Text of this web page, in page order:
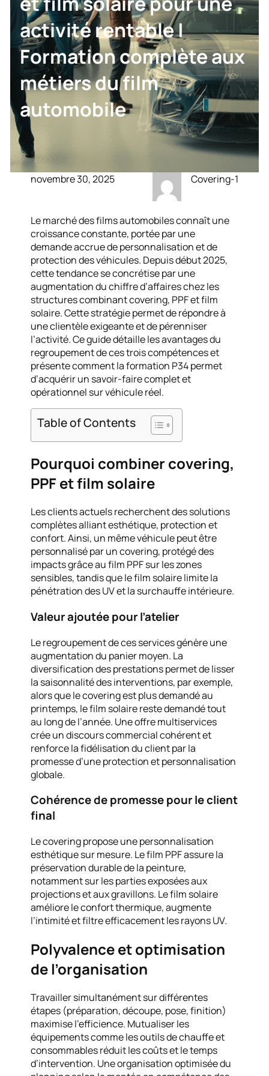
activité rentable |
Formation complète aux
métiers du film
automobile
novembre 30, 2025 Covering-1
Le marché des films automobiles connaît une
croissance constante, portée par une
demande accrue de personnalisation et de
protection des véhicules. Depuis début 2025,
cette tendance se concrétise par une
augmentation du chiffre d’affaires chez les
structures combinant covering, PPF et film
solaire. Cette stratégie permet de répondre à
une clientèle exigeante et de pérenniser
l’activité. Ce guide détaille les avantages du
regroupement de ces trois compétences et
présente comment la formation P34 permet
d’acquérir un savoir-faire complet et
opérationnel sur véhicule réel.
Table of Contents
Pourquoi combiner covering,
PPF et film solaire
Les clients actuels recherchent des solutions
complètes alliant esthétique, protection et
confort. Ainsi, un même véhicule peut être
personnalisé par un covering, protégé des
impacts grâce au film PPF sur les zones
sensibles, tandis que le film solaire limite la
pénétration des UV et la surchauffe intérieure.
Valeur ajoutée pour l’atelier
Le regroupement de ces services génère une
augmentation du panier moyen. La
diversification des prestations permet de lisser
la saisonnalité des interventions, par exemple,
alors que le covering est plus demandé au
printemps, le film solaire reste demandé tout
au long de l’année. Une offre multiservices
crée un discours commercial cohérent et
renforce la fidélisation du client par la
promesse d’une protection et personnalisation
globale.
Cohérence de promesse pour le client
final
Le covering propose une personnalisation
esthétique sur mesure. Le film PPF assure la
préservation durable de la peinture,
notamment sur les parties exposées aux
projections et aux gravillons. Le film solaire
améliore le confort thermique, augmente
l’intimité et filtre efficacement les rayons UV.
Polyvalence et optimisation
de l’organisation
Travailler simultanément sur différentes
étapes (préparation, découpe, pose, finition)
maximise l’efficience. Mutualiser les
équipements comme les outils de chauffe et
consommables réduit les coûts et le temps
d’intervention. Une organisation optimisée du